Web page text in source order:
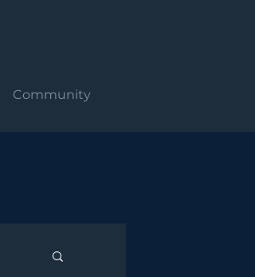
Community